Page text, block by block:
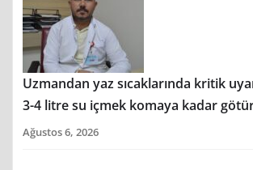
Uzmandan yaz sıcaklarında kritik
3-4 litre su içmek komaya kadar
Ağustos 6, 2026